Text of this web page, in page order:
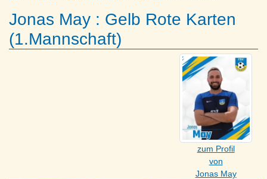
Jonas May : Gelb Rote Karten
(1.Mannschaft)
zum Profil
von
Jonas May